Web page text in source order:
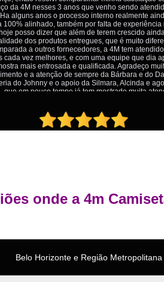
extremamente satisfeito com o serviço da 4M
Eles forneceram uniformes para a minha pizzaria,
das camisetas é excelente. O tecido é
está impecável, e o preço foi justo,
a alta qualidade do produto. Além
foi ágil e atencioso, desde o primeiro
entrega dos uniformes. Com certeza, recomendo
para quem procura uniformes de
ótimo custo-benefício.
onde a 4m
Belo Horizonte e Região Metropolitana